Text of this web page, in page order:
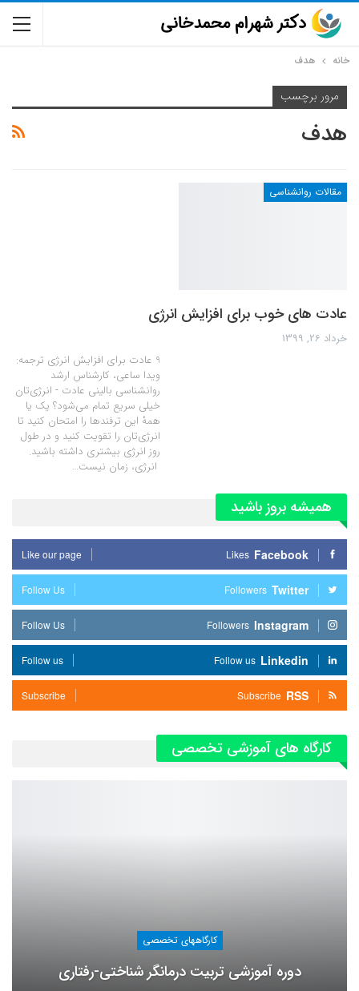
خانه هدف
مرور برچسب
هدف
مقالات روانشناسی
عادت های خوب برای افزایش انرژی
خرداد 26, 1399
9 عادت برای افزایش انرژی ترجمه:
ویدا ساعی، کارشناس ارشد
روانشناسی بالینی عادت - انرژی‌تان
خیلی سریع تمام می‌شود؟ یک یا
همۀ این ترفندها را امتحان کنید تا
انرژی‌تان را تقویت کنید و در طول
روز انرژی بیشتری داشته باشید.
انرژی، زمان نیست…
همیشه بروز باشید
Facebook
Likes
Like our page
Twitter
Followers
Follow Us
Instagram
Followers
Follow Us
Linkedin
Follow us
Follow us
RSS
Subscribe
Subscribe
کارگاه های آموزشی تخصصی
کارگاههای تخصصی
دوره آموزشی تربیت درمانگر شناختی-رفتاری